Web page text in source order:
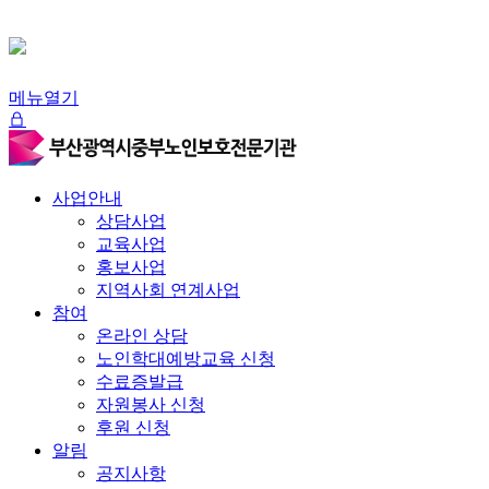
메뉴열기
사업안내
상담사업
교육사업
홍보사업
지역사회 연계사업
참여
온라인 상담
노인학대예방교육 신청
수료증발급
자원봉사 신청
후원 신청
알림
공지사항